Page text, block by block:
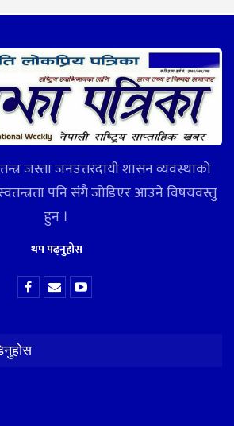
जस्ता जनउत्तरदायी शासन व्यवस्थाको
पनि संगै जोडिएर आउने विषयवस्तु
हुन ।
थप पढ्नुहोस